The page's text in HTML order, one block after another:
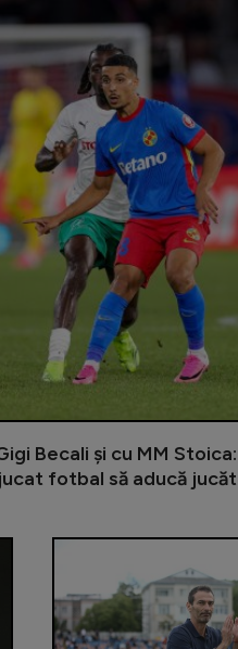
Becali și cu MM
fotbal să aducă